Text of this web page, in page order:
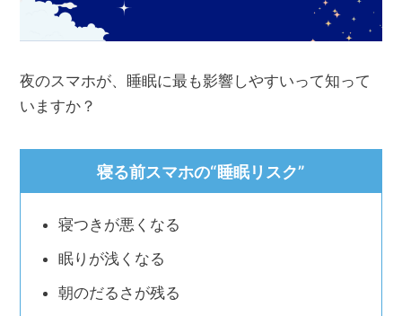
夜のスマホが、睡眠に最も影響しやすいって知って
いますか？
寝る前スマホの“睡眠リスク”
寝つきが悪くなる
眠りが浅くなる
朝のだるさが残る